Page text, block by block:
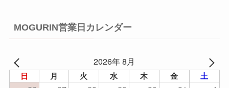
MOGURIN営業日カレンダー
2026年 8月
日 月 火 水 木 金 土